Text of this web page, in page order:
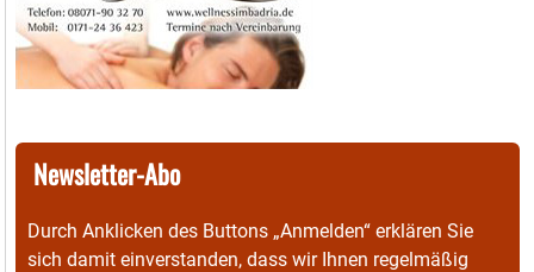
Newsletter-Abo
Durch Anklicken des Buttons „Anmelden“ erklären Sie
sich damit einverstanden, dass wir Ihnen regelmäßig